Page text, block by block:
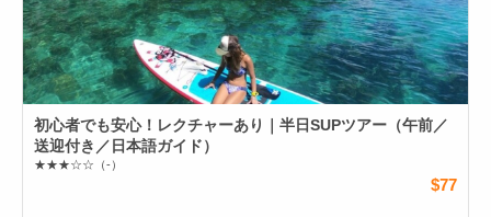
初心者でも安心！レクチャーあり｜半日SUPツアー（午前／
送迎付き／日本語ガイド）
★★★☆☆ （-）
$77